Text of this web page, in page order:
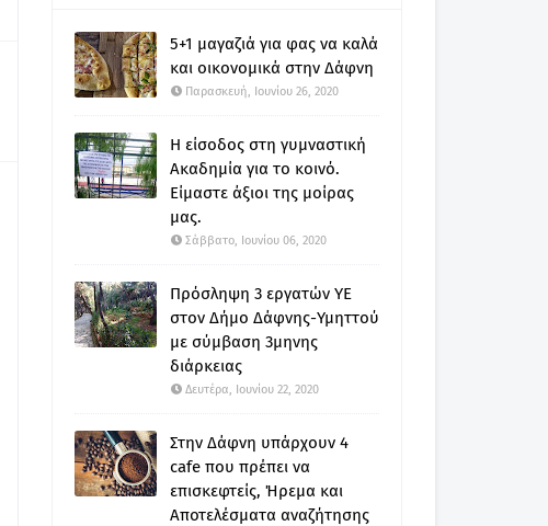
5+1 μαγαζιά για φας να καλά
και οικονομικά στην Δάφνη
Παρασκευή, Ιουνίου 26, 2020
Η είσοδος στη γυμναστική
Ακαδημία για το κοινό.
Είμαστε άξιοι της μοίρας
μας.
Σάββατο, Ιουνίου 06, 2020
Πρόσληψη 3 εργατών ΥΕ
στον Δήμο Δάφνης-Υμηττού
με σύμβαση 3μηνης
διάρκειας
Δευτέρα, Ιουνίου 22, 2020
Στην Δάφνη υπάρχουν 4
cafe που πρέπει να
επισκεφτείς, Ήρεμα και
Αποτελέσματα αναζήτησης